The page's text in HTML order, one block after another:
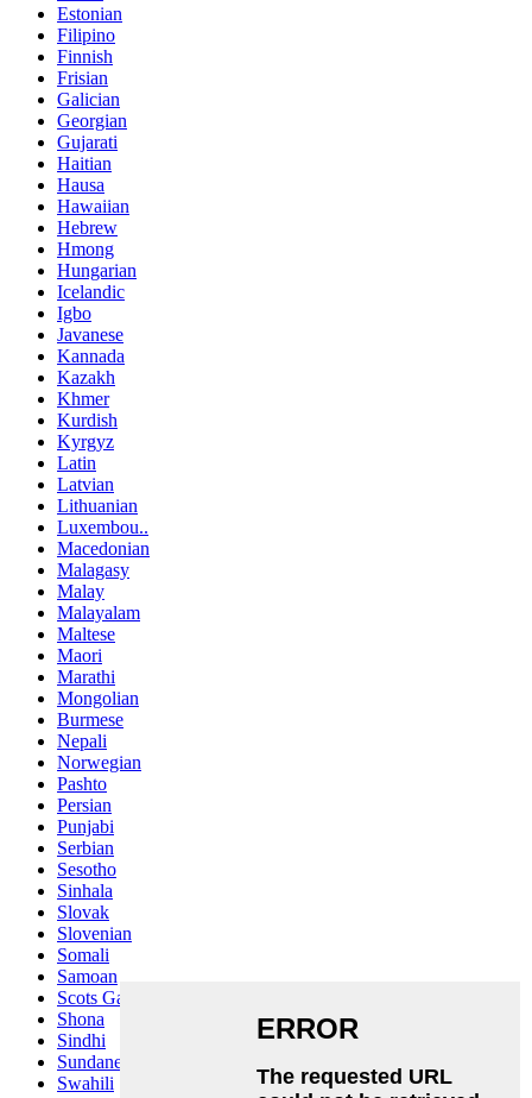
Estonian
Filipino
Finnish
Frisian
Galician
Georgian
Gujarati
Haitian
Hausa
Hawaiian
Hebrew
Hmong
Hungarian
Icelandic
Igbo
Javanese
Kannada
Kazakh
Khmer
Kurdish
Kyrgyz
Latin
Latvian
Lithuanian
Luxembou..
Macedonian
Malagasy
Malay
Malayalam
Maltese
Maori
Marathi
Mongolian
Burmese
Nepali
Norwegian
Pashto
Persian
Punjabi
Serbian
Sesotho
Sinhala
Slovak
Slovenian
Somali
Samoan
Scots Gaelic
Shona
Sindhi
Sundanese
Swahili